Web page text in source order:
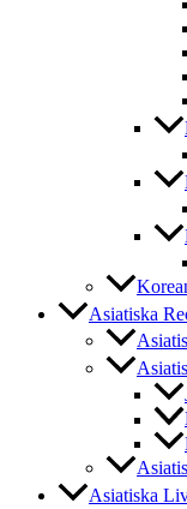
Asiatiska
Asiatiska